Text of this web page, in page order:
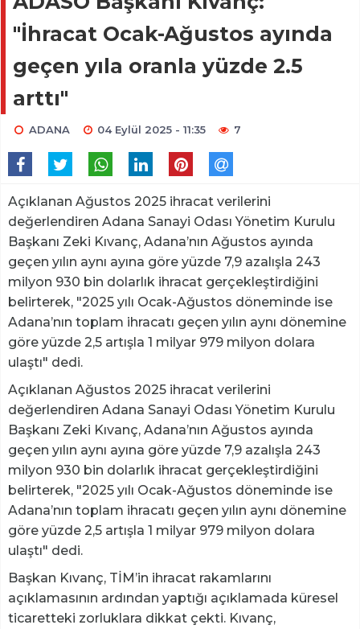
"İhracat Ocak-Ağustos ayında
geçen yıla oranla yüzde 2.5
arttı"
ADANA 04 Eylül 2025 - 11:35 7
Açıklanan Ağustos 2025 ihracat verilerini
değerlendiren Adana Sanayi Odası Yönetim Kurulu
Başkanı Zeki Kıvanç, Adana’nın Ağustos ayında
geçen yılın aynı ayına göre yüzde 7,9 azalışla 243
milyon 930 bin dolarlık ihracat gerçekleştirdiğini
belirterek, "2025 yılı Ocak-Ağustos döneminde ise
Adana’nın toplam ihracatı geçen yılın aynı dönemine
göre yüzde 2,5 artışla 1 milyar 979 milyon dolara
ulaştı" dedi.
Açıklanan Ağustos 2025 ihracat verilerini
değerlendiren Adana Sanayi Odası Yönetim Kurulu
Başkanı Zeki Kıvanç, Adana’nın Ağustos ayında
geçen yılın aynı ayına göre yüzde 7,9 azalışla 243
milyon 930 bin dolarlık ihracat gerçekleştirdiğini
belirterek, "2025 yılı Ocak-Ağustos döneminde ise
Adana’nın toplam ihracatı geçen yılın aynı dönemine
göre yüzde 2,5 artışla 1 milyar 979 milyon dolara
ulaştı" dedi.
Başkan Kıvanç, TİM’in ihracat rakamlarını
açıklamasının ardından yaptığı açıklamada küresel
ticaretteki zorluklara dikkat çekti. Kıvanç,